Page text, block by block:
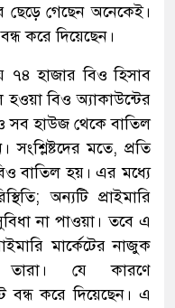
ছেড়ে গেছেন অনেকেই।
করে দিয়েছেন।
হাজার বিও হিসাব
হওয়া বিও অ্যাকাউন্টের
সব হাউজ থেকে বাতিল
সংশ্লিষ্টদের মতে, প্রতি
বাতিল হয়। এর মধ্যে
অন্যটি প্রাইমারি
না পাওয়া। তবে এ
মার্কেটের নাজুক
তারা। যে কারণে
বন্ধ করে দিয়েছেন। এ